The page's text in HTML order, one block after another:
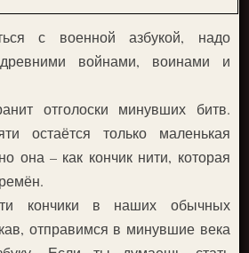
с военной азбукой, надо
войнами, воинами и
отголоски минувших битв.
остаётся только маленькая
она – как кончик нити, которая
кончики в наших обычных
отправимся в минувшие века